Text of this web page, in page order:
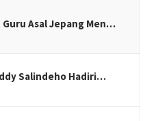
Asal Jepang Men…
Salindeho Hadiri…